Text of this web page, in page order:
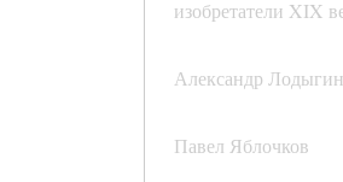
изобретатели XIX
Александр Лодыгин
Павел Яблочков